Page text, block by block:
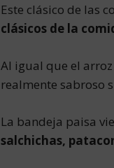
Este clásico de las
clásicos de la
Al igual que el
realmente sabroso
La bandeja paisa
salchichas,